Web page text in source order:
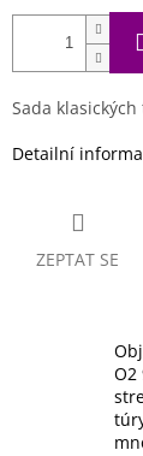
Sada
Detailní
ZEPTAT SE
O2